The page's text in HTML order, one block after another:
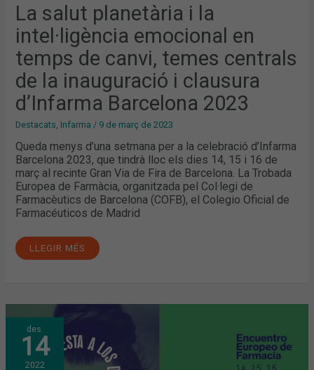
La salut planetària i la
intel·ligència emocional en
temps de canvi, temes centrals
de la inauguració i clausura
d’Infarma Barcelona 2023
Destacats Infarma / 9 de març de 2023
Queda menys d’una setmana per a la celebració d’Infarma
Barcelona 2023, que tindrà lloc els dies 14, 15 i 16 de
març al recinte Gran Via de Fira de Barcelona. La Trobada
Europea de Farmàcia, organitzada pel Col·legi de
Farmacèutics de Barcelona (COFB), el Colegio Oficial de
Farmacéuticos de Madrid
LLEGIR MÉS
des.
14
2022
“LA
RESPOSTA
ALS
DESAFIAMENTS
DE
LA